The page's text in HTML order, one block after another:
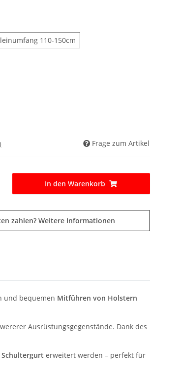
85-120cm110-150cm
Frage zum Artikel
In den Warenkorb
zahlen? Weitere Informationen
und bequemen Mitführen von Holstern
Ausrüstungsgegenstände. Dank des
erweitert werden – perfekt für